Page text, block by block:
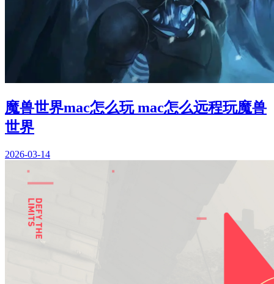
魔兽世界mac怎么玩 mac怎么远程玩魔兽
世界
2026-03-14